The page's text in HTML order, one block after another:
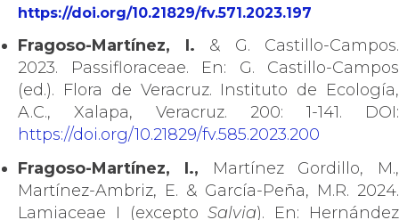
https://doi.org/10.21829/fv.571.2023.197
Fragoso-Martínez, I. & G. Castillo-Campos.
2023. Passifloraceae. En: G. Castillo-Campos
(ed.). Flora de Veracruz. Instituto de Ecología,
A.C., Xalapa, Veracruz. 200: 1-141. DOI:
https://doi.org/10.21829/fv.585.2023.200
Fragoso-Martínez, I.,
Martínez Gordillo, M.,
Martínez-Ambriz, E. & García-Peña, M.R. 2024.
Lamiaceae I (exceptoSalvia). En: Hernández